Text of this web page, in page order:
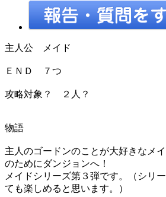
主人公 メイド
ＥＮＤ ７つ
攻略対象？ ２人？
物語
主人のゴードンのことが大好きなメ
のためにダンジョンへ！
メイドシリーズ第３弾です。（シリ
ても楽しめると思います。）